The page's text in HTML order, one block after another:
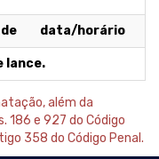
data/horário
lance.
além da
186 e 927 do Código
358 do Código Penal.